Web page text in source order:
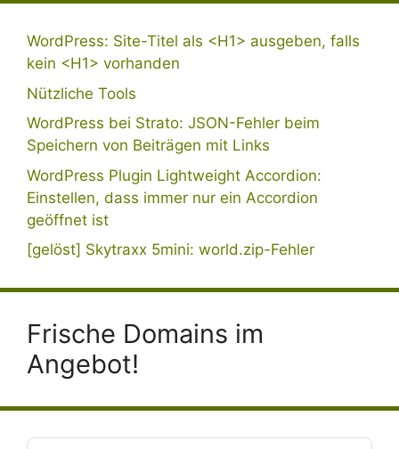
WordPress: Site-Titel als <H1> ausgeben, falls
kein <H1> vorhanden
Nützliche Tools
WordPress bei Strato: JSON-Fehler beim
Speichern von Beiträgen mit Links
WordPress Plugin Lightweight Accordion:
Einstellen, dass immer nur ein Accordion
geöffnet ist
[gelöst] Skytraxx 5mini: world.zip-Fehler
Frische Domains im
Angebot!